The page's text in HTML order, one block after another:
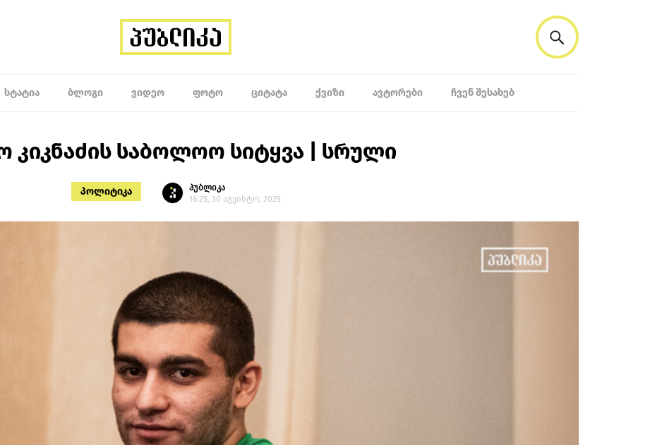
ᲡᲢᲐᲢᲘᲐ ᲑᲚᲝᲒᲘ ᲕᲘᲓᲔᲝ ᲤᲝᲢᲝ ᲪᲘᲢᲐᲢᲐ ᲥᲕᲘᲖᲘ ᲐᲕᲢᲝᲠᲔᲑᲘ ᲩᲕᲔᲜ ᲨᲔᲡᲐᲮᲔᲑ
კიკნაძის საბოლოო სიტყვა | სრული
პოლიტიკა
პუბლიკა
16:25, 30 აგვისტო, 2025